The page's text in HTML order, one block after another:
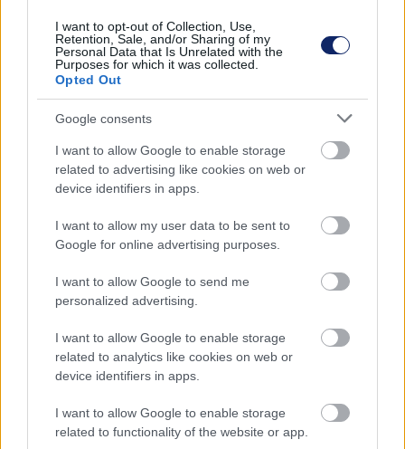
I want to opt-out of Collection, Use,
Retention, Sale, and/or Sharing of my
Personal Data that Is Unrelated with the
Purposes for which it was collected.
Opted Out
Google consents
I want to allow Google to enable storage
related to advertising like cookies on web or
device identifiers in apps.
I want to allow my user data to be sent to
Google for online advertising purposes.
I want to allow Google to send me
personalized advertising.
I want to allow Google to enable storage
related to analytics like cookies on web or
device identifiers in apps.
I want to allow Google to enable storage
related to functionality of the website or app.
Mit tudnak az igazán modern sütők?
Aki szeret a konyhában tenni-venni, az bizonyára egyetért
azzal az állítással, miszerint a minőségi alapanyagok a
legfontosabbak egy finom étek elkészítésekor. Ám ugyanilyen
lényeges az is, milyen eszközökkel dolgozunk.